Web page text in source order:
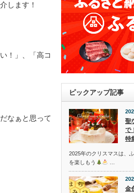
します！
！」、「高コ
なぁと思って
ピックアップ記事
聖
で
特
2025年のクリスマスは、
を楽しもう
金